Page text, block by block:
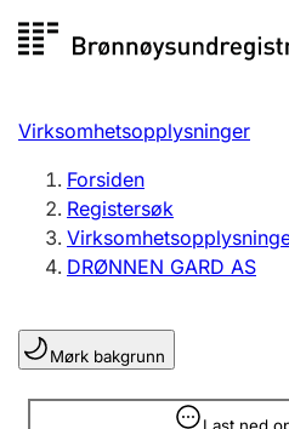
til
Registersøk
Aksjeselskap
Enkeltpersonforetak
Registrere, endre, slette
Lag og forening
Registrere, endre, slette
Virksomhetsopplysninger
Forsiden
Registersøk
DRØNNEN GARD AS
Mørk bakgrunn
Opplysninger er skjult